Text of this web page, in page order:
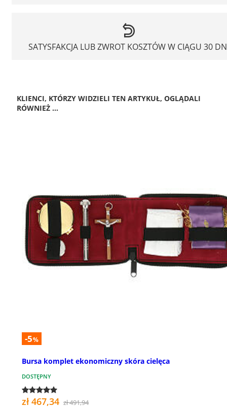
SATYSFAKCJA LUB ZWROT KOSZTÓW W CIĄGU 30
KLIENCI, KTÓRZY WIDZIELI TEN ARTYKUŁ, OGLĄDALI
RÓWNIEŻ ...
-5%
Bursa komplet ekonomiczny skóra cielęca
DOSTĘPNY
zł 467,34 zł 491,94